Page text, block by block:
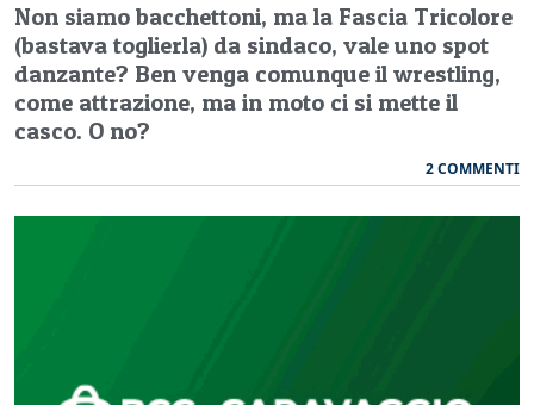
Non siamo bacchettoni, ma la Fascia Tricolore
(bastava toglierla) da sindaco, vale uno spot
danzante? Ben venga comunque il wrestling,
come attrazione, ma in moto ci si mette il
casco. O no?
2 COMMENTI